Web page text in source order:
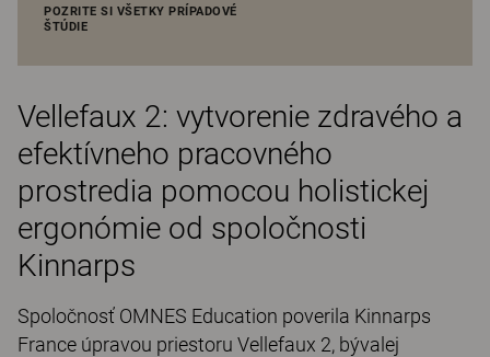
POZRITE SI VŠETKY PRÍPADOVÉ
ŠTÚDIE
Vellefaux 2: vytvorenie zdravého a
efektívneho pracovného
prostredia pomocou holistickej
ergonómie od spoločnosti
Kinnarps
Spoločnosť OMNES Education poverila Kinnarps
France úpravou priestoru Vellefaux 2, bývalej